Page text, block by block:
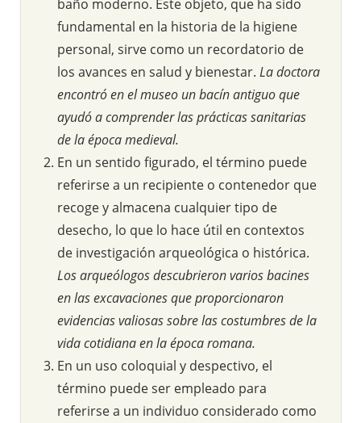
baño moderno. Este objeto, que ha sido
fundamental en la historia de la higiene
personal, sirve como un recordatorio de
los avances en salud y bienestar. La doctora
encontró en el museo un bacín antiguo que
ayudó a comprender las prácticas sanitarias
de la época medieval.
En un sentido figurado, el término puede
referirse a un recipiente o contenedor que
recoge y almacena cualquier tipo de
desecho, lo que lo hace útil en contextos
de investigación arqueológica o histórica.
Los arqueólogos descubrieron varios bacines
en las excavaciones que proporcionaron
evidencias valiosas sobre las costumbres de la
vida cotidiana en la época romana.
En un uso coloquial y despectivo, el
término puede ser empleado para
referirse a un individuo considerado como